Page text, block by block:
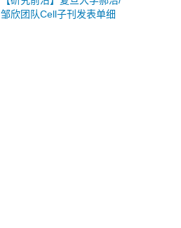
邹欣团队Cell子刊发表单细